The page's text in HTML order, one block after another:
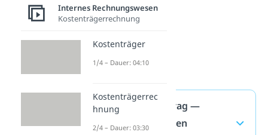
Deckungsbeitrag —
häufigste Fragen
Internes Rechnungswesen
Kostenträgerrechnung
Kostenträger
1/4 – Dauer: 04:10
Kostenträgerrec
hnung
2/4 – Dauer: 03:30